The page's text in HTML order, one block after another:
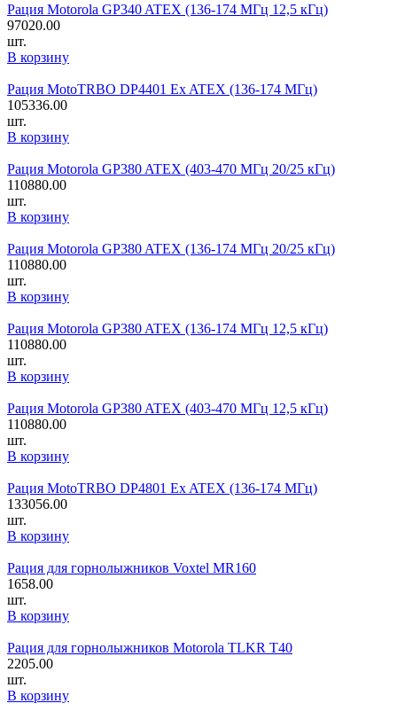
Рация Motorola GP340 ATEX (136-174 МГц 12,5 кГц)
97020.00
шт.
В корзину
Рация MotoTRBO DP4401 Ex ATEX (136-174 МГц)
105336.00
шт.
В корзину
Рация Motorola GP380 ATEX (403-470 МГц 20/25 кГц)
110880.00
шт.
В корзину
Рация Motorola GP380 ATEX (136-174 МГц 20/25 кГц)
110880.00
шт.
В корзину
Рация Motorola GP380 ATEX (136-174 МГц 12,5 кГц)
110880.00
шт.
В корзину
Рация Motorola GP380 ATEX (403-470 МГц 12,5 кГц)
110880.00
шт.
В корзину
Рация MotoTRBO DP4801 Ex ATEX (136-174 МГц)
133056.00
шт.
В корзину
Рация для горнолыжников Voxtel MR160
1658.00
шт.
В корзину
Рация для горнолыжников Motorola TLKR T40
2205.00
шт.
В корзину